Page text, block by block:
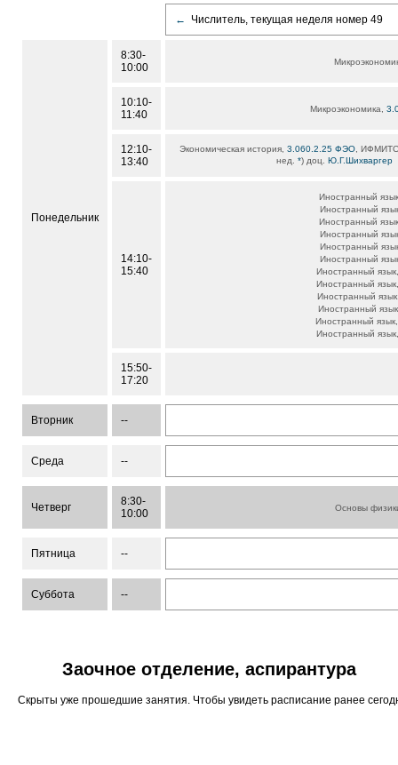
← Числитель, текущая неделя номер 49
Понедельник
8:30-
10:00
10:10-
11:40
Микроэкономика,
12:10-
13:40
Экономическая история, 3.060.2.25 ФЭО ,
нед.*) доц.Ю.Г.Шихваргер
14:10-
15:40
Иностранный
Иностранный
Иностранный
Иностранный
Иностранный
Иностранный
Иностранный
Иностранный
Иностранный
Иностранный
Иностранный
Иностранный
15:50-
17:20
Вторник --
Среда --
Четверг
8:30-
10:00
Основы
Пятница --
Суббота --
Заочное отделение, аспирантура
Скрыты уже прошедшие занятия. Чтобы увидеть расписание ранее